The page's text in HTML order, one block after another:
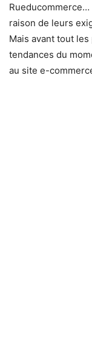
Rueducommerce…
raison de leurs
Mais avant tout
tendances du
au site e-